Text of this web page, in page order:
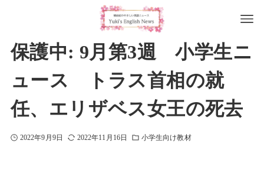
保護中: 9月第3週 小学生ニ
ュース トラス首相の就
任、エリザベス女王の死去
2022年9月9日 2022年11月16日 小学生向け教材